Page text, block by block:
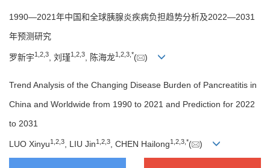
1990—2021年中国和全球胰腺炎疾病负担趋势分析及2022—2031
年预测研究
罗新宇1,2,3 , 刘瑾1,2,3 , 陈海龙1,2,3,*( )
Trend Analysis of the Changing Disease Burden of Pancreatitis in
China and Worldwide from 1990 to 2021 and Prediction for 2022
to 2031
LUO Xinyu1 2 3 , LIU Jin1 2 3 , CHEN Hailong1 2 3 *( )